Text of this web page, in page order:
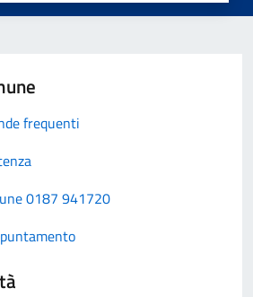
frequenti
0187 941720